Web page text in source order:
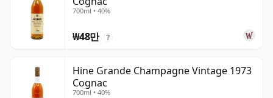
700ml • 40%
₩48만 ?
Hine Grande Champagne Vintage 1973
Cognac
700ml • 40%